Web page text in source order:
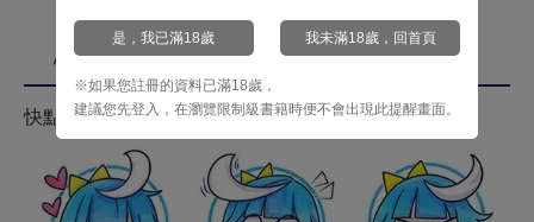
心情投票
快點來按心情投票拿菁點！
是，我已滿18歲 我未滿18歲，回首頁
※如果您註冊的資料已滿18歲，
建議您先登入，在瀏覽限制級書籍時便不會出現此提醒畫面。